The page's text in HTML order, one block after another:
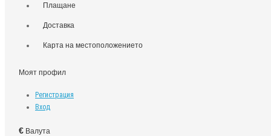
Плащане
Доставка
Карта на местоположението
Моят профил
Регистрация
Вход
€ Валута